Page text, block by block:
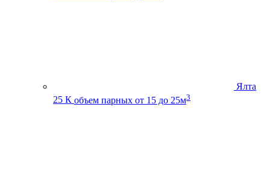
Ялта
25 К объем парных от 15 до 25м3